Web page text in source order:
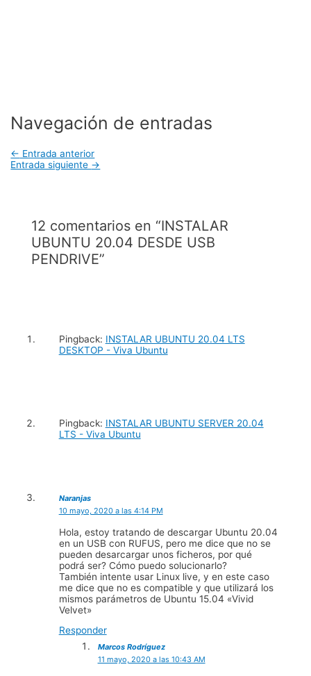
Navegación de entradas
← Entrada anterior
Entrada siguiente →
12 comentarios en “INSTALAR
UBUNTU 20.04 DESDE USB
PENDRIVE”
Pingback: INSTALAR UBUNTU 20.04 LTS
DESKTOP - Viva Ubuntu
Pingback: INSTALAR UBUNTU SERVER 20.04
LTS - Viva Ubuntu
Naranjas
10 mayo, 2020 a las 4:14 PM
Hola, estoy tratando de descargar Ubuntu 20.04
en un USB con RUFUS, pero me dice que no se
pueden desarcargar unos ficheros, por qué
podrá ser? Cómo puedo solucionarlo?
También intente usar Linux live, y en este caso
me dice que no es compatible y que utilizará los
mismos parámetros de Ubuntu 15.04 «Vivid
Velvet»
Responder
Marcos Rodríguez
11 mayo, 2020 a las 10:43 AM